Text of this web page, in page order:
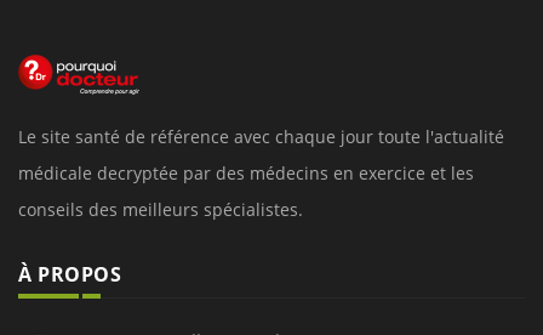
Le site santé de référence avec chaque jour toute l'actualité
médicale decryptée par des médecins en exercice et les
conseils des meilleurs spécialistes.
À PROPOS